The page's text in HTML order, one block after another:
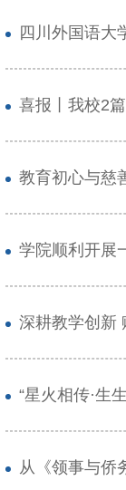
四川外国语大
喜报丨我校2
教育初心与慈
学院顺利开展
深耕教学创新
“星火相传·生
从《领事与侨